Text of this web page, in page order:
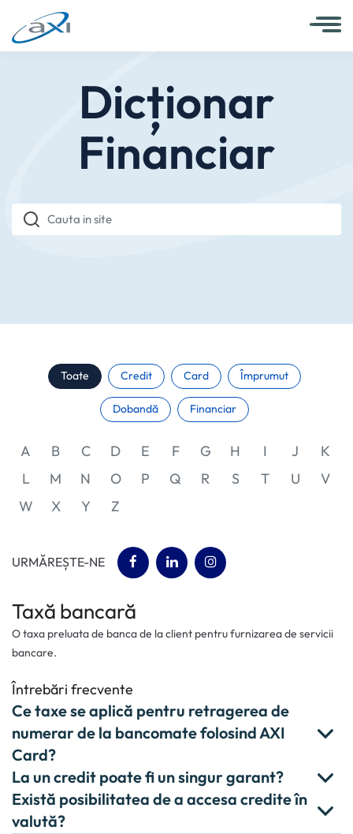
Dicționar
Financiar
Toate Credit Card Împrumut
Dobandă Financiar
A B C D E F G H I J
K
L
M N O P Q R S T U
V
W
X Y Z
URMĂREȘTE-NE (opens in a new tab)
(opens in a new tab)
(opens in a new tab)
Taxă bancară
O taxa preluata de banca de la client pentru furnizarea de servicii
bancare.
Întrebări frecvente
Ce taxe se aplică pentru retragerea de
numerar de la bancomate folosind AXI
Card?
La un credit poate fi un singur garant?
Există posibilitatea de a accesa credite în
valută?